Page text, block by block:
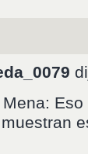
Mena: